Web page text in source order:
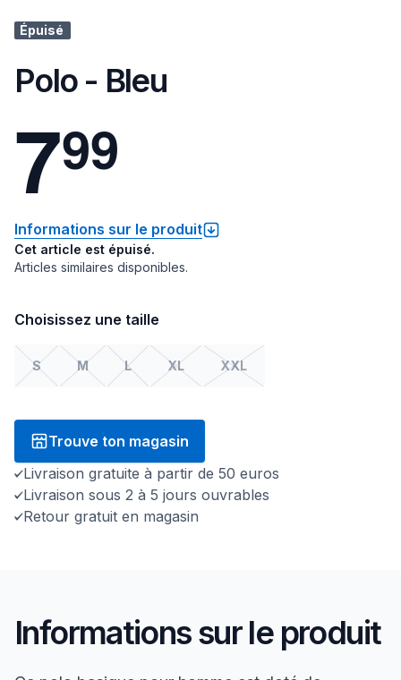
Épuisé
Polo - Bleu
799
Informations sur le produit
Cet article est épuisé.
Articles similaires disponibles.
Choisissez une taille
S M L XL XXL
Trouve ton magasin
Livraison gratuite à partir de 50 euros
Livraison sous 2 à 5 jours ouvrables
Retour gratuit en magasin
Informations sur le produit